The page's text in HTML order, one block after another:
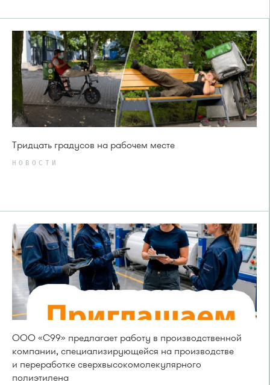
Тридцать градусов на рабочем месте
НОВОСТИ
ООО «С99» предлагает работу в производственной
компании, специализирующейся на производстве
и переработке сверхвысокомолекулярного
полиэтилена